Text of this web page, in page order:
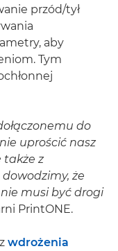
przód/tył
aby
Tym
do
uprościć nasz
także z
że
musi być drogi
PrintONE.
wdrożenia